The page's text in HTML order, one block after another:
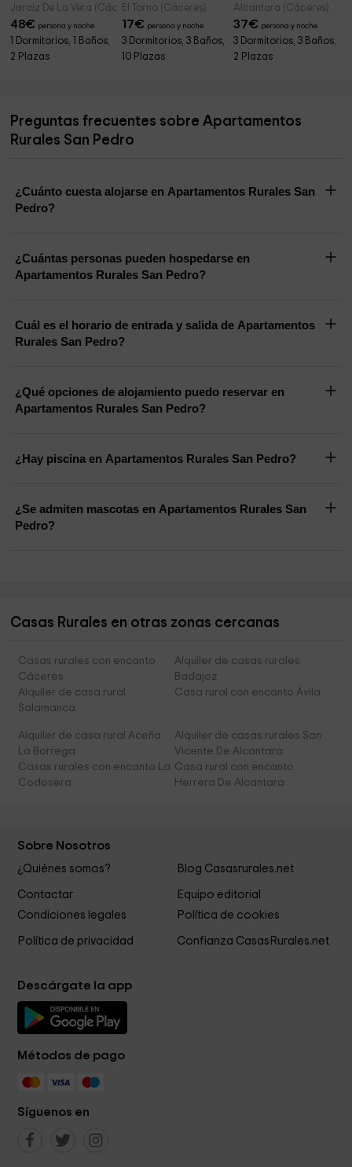
Jaraiz De La Vera (Cáceres)
48€ persona y noche
1 Dormitorios, 1 Baños,
2 Plazas
El Torno (Cáceres)
17€ persona y noche
3 Dormitorios, 3 Baños,
10 Plazas
Alcantara (Cáceres)
37€ persona y noche
3 Dormitorios, 3 Baños,
2 Plazas
Preguntas frecuentes sobre Apartamentos
Rurales San Pedro
¿Cuánto cuesta alojarse en Apartamentos Rurales San
Pedro?
¿Cuántas personas pueden hospedarse en
Apartamentos Rurales San Pedro?
Cuál es el horario de entrada y salida de Apartamentos
Rurales San Pedro?
¿Qué opciones de alojamiento puedo reservar en
Apartamentos Rurales San Pedro?
¿Hay piscina en Apartamentos Rurales San Pedro?
¿Se admiten mascotas en Apartamentos Rurales San
Pedro?
Casas Rurales en otras zonas cercanas
Casas rurales con encanto
Cáceres
Alquiler de casas rurales
Badajoz
Alquiler de casa rural
Salamanca
Casa rural con encanto Ávila
Alquiler de casa rural Aceña
La Borrega
Alquiler de casas rurales San
Vicente De Alcantara
Casas rurales con encanto La
Codosera
Casa rural con encanto
Herrera De Alcantara
Sobre Nosotros
¿Quiénes somos? Blog Casasrurales.net
Contactar
Equipo editorial
Condiciones legales
Política de cookies
Política de privacidad Confianza CasasRurales.net
Descárgate la app
Métodos de pago
Síguenos en